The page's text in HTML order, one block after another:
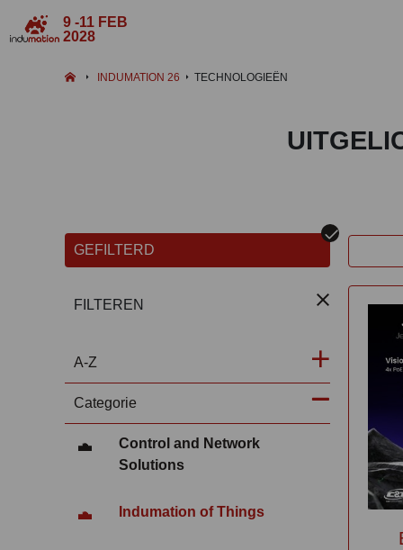
9 -11 FEB
2028
INDUMATION 26 TECHNOLOGIEËN
GEFILTERD
FILTEREN
A-Z
Categorie
Control and Network
Solutions
Indumation of Things